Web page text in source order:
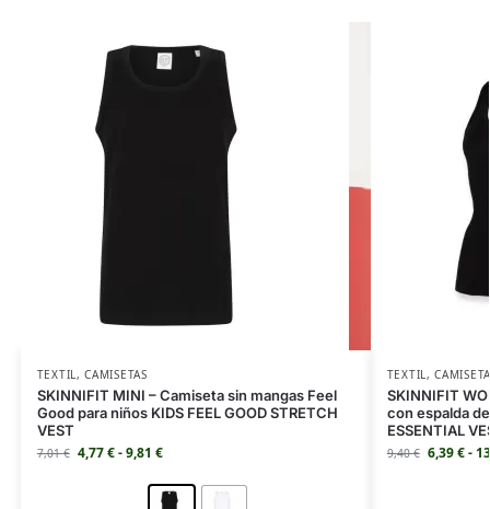
TEXTIL,CAMISETAS
SKINNIFIT MINI – Camiseta sin mangas Feel
Good para niños KIDS FEEL GOOD STRETCH
VEST
7,01€ 4,77€-9,81 €
TEXTIL,
SKINNIFIT
con espalda
ESSENTIAL
9,40€ 6,39€-